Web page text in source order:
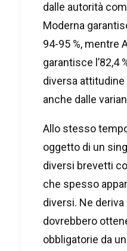
dalle autorità
Moderna
94-95 %, mentre
garantisce l’82,4
diversa
anche dalle
Allo stesso
oggetto di un
diversi brevetti
che spesso
diversi. Ne
dovrebbero
obbligatorie da